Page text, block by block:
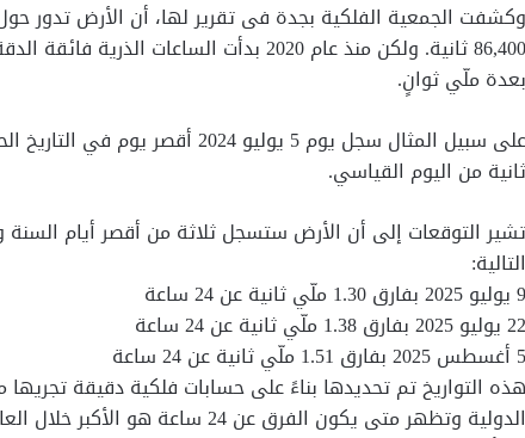
86,400 ثانية. ولكن منذ عام 2020 بدأت
بعدة ملّي ثوانٍ.
ثانية من اليوم القياسي.
تشير التوقعات إلى أن الأرض ستسجل ثلاثة من أقصر أيام السنة
التالية:
9 يوليو 2025 بفارق 1.30 ملّي ثانية عن 24 ساعة
22 يوليو 2025 بفارق 1.38 ملّي ثانية عن 24 ساعة
5 أغسطس 2025 بفارق 1.51 ملّي ثانية عن 24 ساعة
هذه التواريخ تم تحديدها بناءً على حسابات فلكية دقيقة
الدولية وتظهر متى يكون الفرق عن 24 ساعة هو الأكبر خلال العام